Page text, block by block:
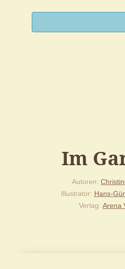
Im
Autoren
Illustrator Hans-
Verlag Arena